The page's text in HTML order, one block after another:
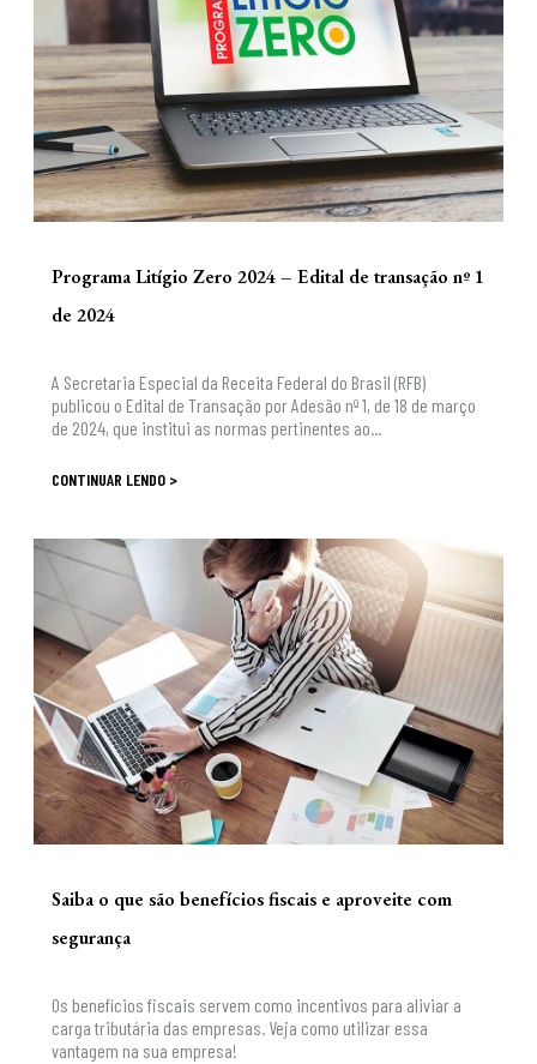
Programa Litígio Zero 2024 – Edital de transação nº 1
de 2024
A Secretaria Especial da Receita Federal do Brasil (RFB)
publicou o Edital de Transação por Adesão nº 1, de 18 de março
de 2024, que institui as normas pertinentes ao...
CONTINUAR LENDO >
Saiba o que são benefícios fiscais e aproveite com
segurança
Os benefícios fiscais servem como incentivos para aliviar a
carga tributária das empresas. Veja como utilizar essa
vantagem na sua empresa!